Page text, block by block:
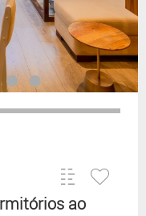
ao